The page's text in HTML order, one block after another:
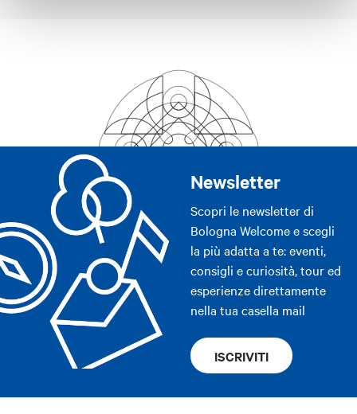
Newsletter
Scopri le newsletter di
Bologna Welcome e scegli
la più adatta a te: eventi,
consigli e curiosità, tour ed
esperienze direttamente
nella tua casella mail
ISCRIVITI